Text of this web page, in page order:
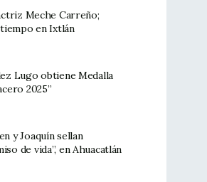
Meche Carreño;
en Ixtlán
Lugo obtiene Medalla
2025”
y Joaquín sellan
de vida”, en Ahuacatlán